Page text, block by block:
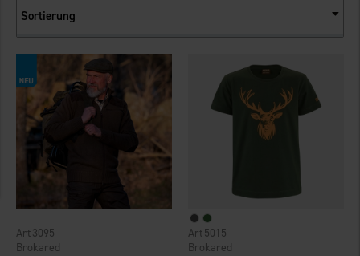
Sortierung
Brokared
3095
Brokared
5015